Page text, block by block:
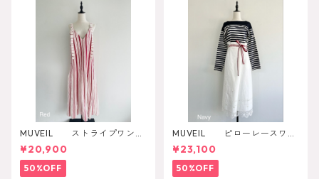
MUVEIL ストライプワンピ
ース
¥20,900
50%OFF
MUVEIL ピローレースワン
ピース
¥23,100
50%OFF